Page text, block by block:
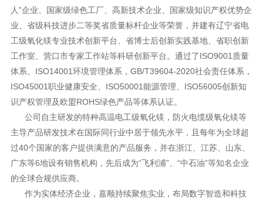
人”企业、国家级绿色工厂、高新技术企业、国家级知识产权优势企
业、省级科技进步二等奖省质量标杆企业等荣誉，并建有辽宁省电
工级氧化镁专业技术创新平台、省博士后创新实践基地、省职创新
工作室、营口市专家工作站等科研创新平台。通过了ISO9001质量
体系、ISO14001环境管理体系，GB/T39604-2020社会责任体系，
ISO45001职业健康安全、ISO50001能源管理、ISO56005创新知
识产权管理及欧盟ROHS绿色产品等体系认证。
公司自主研发的特种高温电工级氧化镁，防火电缆级氧化镁等
主导产品研发技术在国际同行业中居于领先水平，且每年为全球超
过40个国家的客户提供满意的产品服务，并在浙江、江苏、山东、
广东等6地设有销售机构，先后成为“飞利浦”、“中石油”等知名企业
的全球合规供应商。
作为实体经济企业，嘉顺持续聚焦实业，布局数字智造和科技